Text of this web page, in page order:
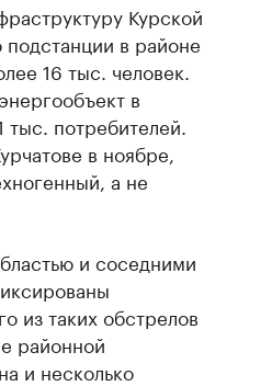
Курской
в районе
16 тыс. человек.
в
потребителей.
в ноябре,
а не
и соседними
из таких обстрелов
районной
и несколько